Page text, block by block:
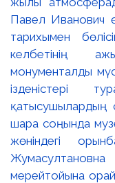
Павел Иванович
тарихымен
келбетінің
монументалды
ізденістері
қатысушылардың
шара соңында
жөніндегі
мерейтойына